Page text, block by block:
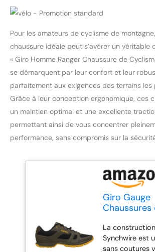
Pour les amateurs de cyclisme de
chaussure idéale peut s’avérer un véritable
« Giro Homme Ranger Chaussure de
se démarquent par leur confort et leur
parfaitement aux exigences des terrains les
Grâce à leur conception ergonomique, ces
un maintien optimal et une excellente
permettant ainsi de vous concentrer
performance, sans compromis sur la
Giro Gauge
Chaussures
Trail Green/
Yellow, 39
La construction
Synchwire est
sans coutures